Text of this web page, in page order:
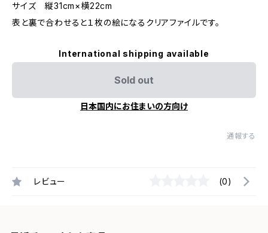
サイズ 縦31cm×横22cm
表と裏で合わせると１枚の絵になるクリアファイルです。
International shipping available
Sold out
日本国内にお住まいの方向け
通報する
レビュー (0)